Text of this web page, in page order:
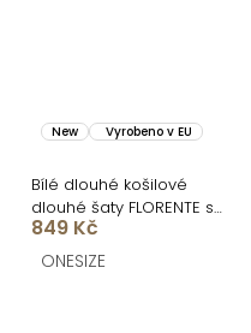
New Vyrobeno v EU
Bílé dlouhé košilové
dlouhé šaty FLORENTE s
páskem
849 Kč
ONESIZE